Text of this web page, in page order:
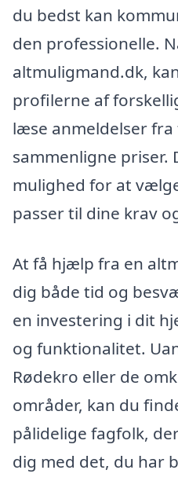
du bedst kan
den professionelle.
altmuligmand.dk,
profilerne af
læse anmeldelser
sammenligne priser.
mulighed for at
passer til dine krav
At få hjælp fra en
dig både tid og
en investering i dit
og funktionalitet.
Rødekro eller de
områder, kan du
pålidelige fagfolk,
dig med det, du har